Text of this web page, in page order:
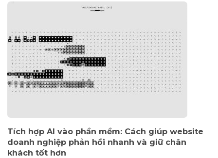
Tích hợp AI vào phần mềm: Cách giúp website
doanh nghiệp phản hồi nhanh và giữ chân
khách tốt hơn